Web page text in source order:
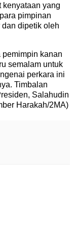
kenyataan yang
pimpinan
dan dipetik oleh
pemimpin kanan
semalam untuk
perkara ini
Timbalan
Salahudin
Harakah/2MA)